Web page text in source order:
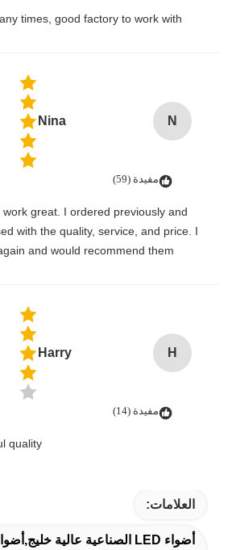
times, good factory to work with
N
Nina
مفيدة (59)
ordered previously and
with the quality, service, and price. I
and would recommend them.
H
Harry
مفيدة (14)
quality.
العلامات:
أضواء LED الصناعية عالية خليج,أضواء الخليج العالي للمستودع,مضادات المياه مصابيح LED عالية الخليج